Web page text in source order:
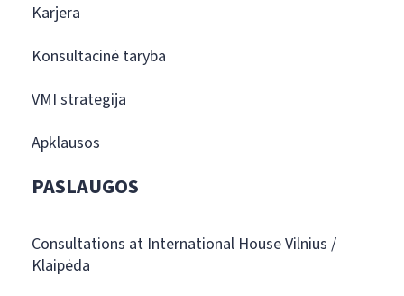
Karjera
Konsultacinė taryba
VMI strategija
Apklausos
PASLAUGOS
Consultations at International House Vilnius /
Klaipėda